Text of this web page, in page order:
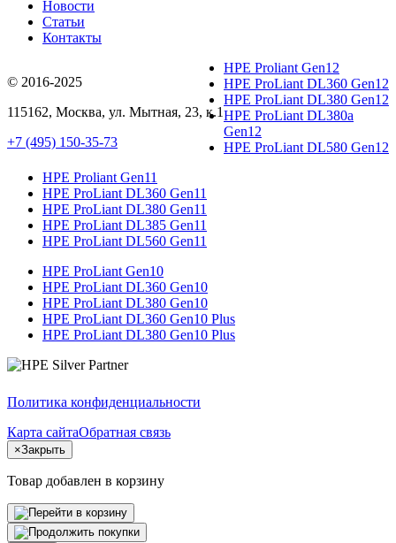
Новости
Статьи
Контакты
© 2016-2025
115162, Москва, ул. Мытная, 23, к.1
+7 (495) 150-35-73
HPE Proliant Gen12
HPE ProLiant DL360 Gen12
HPE ProLiant DL380 Gen12
HPE ProLiant DL380a
Gen12
HPE ProLiant DL580 Gen12
HPE Proliant Gen11
HPE ProLiant DL360 Gen11
HPE ProLiant DL380 Gen11
HPE ProLiant DL385 Gen11
HPE ProLiant DL560 Gen11
HPE ProLiant Gen10
HPE ProLiant DL360 Gen10
HPE ProLiant DL380 Gen10
HPE ProLiant DL360 Gen10 Plus
HPE ProLiant DL380 Gen10 Plus
Политика конфиденциальности
Карта сайтаОбратная связь
×Закрыть
Товар добавлен в корзину